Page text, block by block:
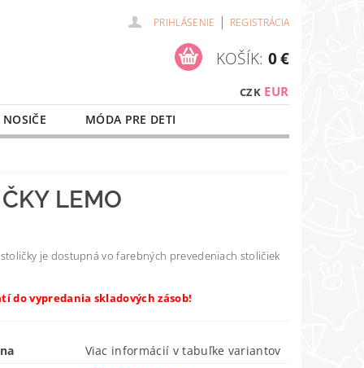
PRIHLÁSENIE | REGISTRÁCIA
CZK EUR
KOŠÍK: 0 €
MÓDA PRE DETI
LEMO
je dostupná vo farebných prevedeniach stoličiek
do vypredania skladových zásob!
Viac informácií v tabuľke variantov